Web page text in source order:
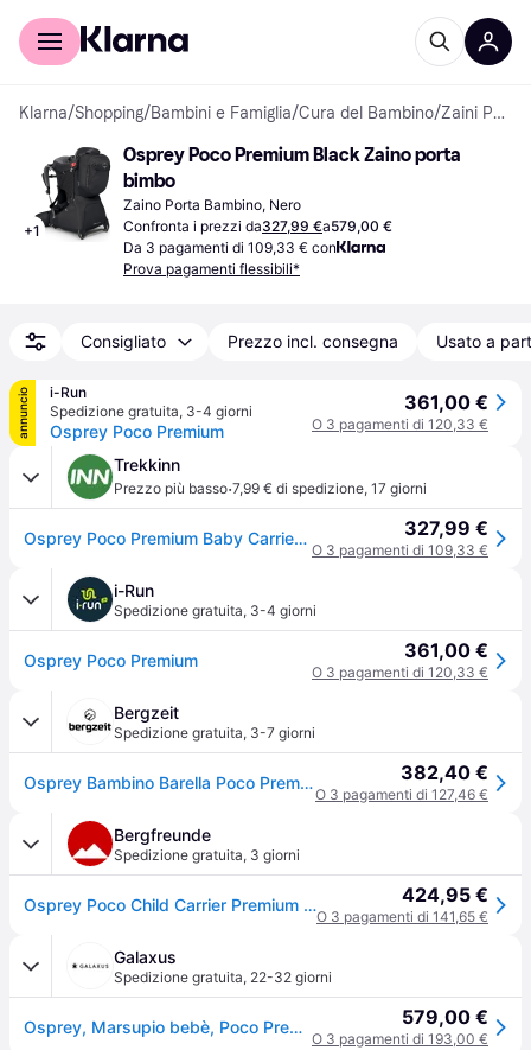
Per il tuo shopping
Klarna/Shopping/Bambini e Famiglia/Cura del Bambino/ Zaini Porta Bambino
+1
Osprey Poco Premium Black Zaino porta
bimbo
Zaino Porta Bambino, Nero
Confronta i prezzi da327,99 €a579,00 €
Da 3 pagamenti di 109,33 € con
Prova pagamenti flessibili*
Consigliato Prezzo incl. consegna Usato a
annuncio
i-Run
Spedizione gratuita, 3-4 giorni
Osprey Poco Premium
361,00 €
O 3 pagamenti di 120,33 €
Trekkinn
Prezzo più basso·7,99 € di spedizione, 17 giorni
Osprey Poco Premium Baby Carrier Nero 327,99 €
O 3 pagamenti di 109,33 €
i-Run
Spedizione gratuita, 3-4 giorni
Osprey Poco Premium 361,00 €
O 3 pagamenti di 120,33 €
Bergzeit
Spedizione gratuita, 3-7 giorni
Osprey Bambino Barella Poco Premium - Nero 382,40 €
O 3 pagamenti di 127,46 €
Bergfreunde
Spedizione gratuita, 3 giorni
Osprey Poco Child Carrier Premium Zaino porta bimbo (36 l, nero) - Nero 424,95 €
O 3 pagamenti di 141,65 €
Galaxus
Spedizione gratuita, 22-32 giorni
Osprey, Marsupio bebè, Poco Premium 579,00 €
O 3 pagamenti di 193,00 €